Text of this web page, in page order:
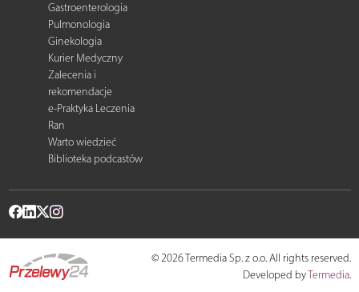
Gastroenterologia
Pulmonologia
Ginekologia
Kurier Medyczny
Zalecenia i
rekomendacje
e-Praktyka Leczenia
Ran
Warto wiedzieć
Biblioteka podcastów
© 2026 Termedia Sp. z o.o. All rights reserved.
Developed byTermedia.